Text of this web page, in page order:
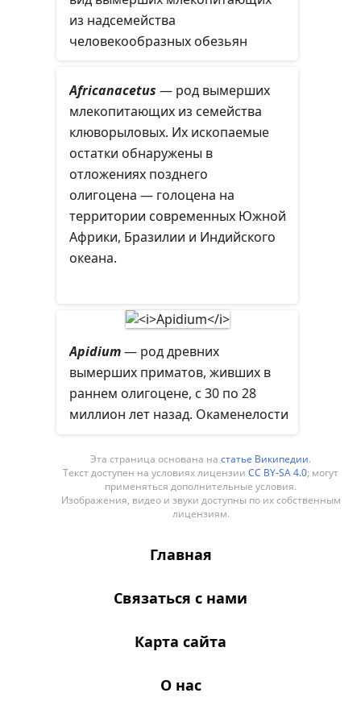
распространённых по всей
Голарктике. Ранние
эоцена и считаются одними из
самых первых представителей
высших обезьян.
из надсемейства
человекообразных обезьян
территории современной Кении.
Типовой и единственный в роде
Samburupithecus. Систематика
рода окончательно не
определена: раньше его часто
есть мнение, что это поздний
проконсулид (Proconsulidae).
Africanacetus — род вымерших
млекопитающих из семейства
клюворыловых. Их ископаемые
остатки обнаружены в
отложениях позднего
олигоцена — голоцена на
территории современных Южной
Африки, Бразилии и Индийского
океана.
Apidium— род древних
вымерших приматов, живших в
раннем олигоцене, с 30 по 28
миллион лет назад. Окаменелости
отложениях Эль-Файюма в
Египте. Также они найдены в
Ливии и Омане. Окаменелости
более раннего видаApidium
окаменелости более позднего
распространены.
Эта страница основана на статье Википедии.
Текст доступен на условиях лицензии CC BY-SA 4.0; могут
применяться дополнительные условия.
Изображения, видео и звуки доступны по их собственным
лицензиям.
Главная
Связаться с нами
Карта сайта
О нас